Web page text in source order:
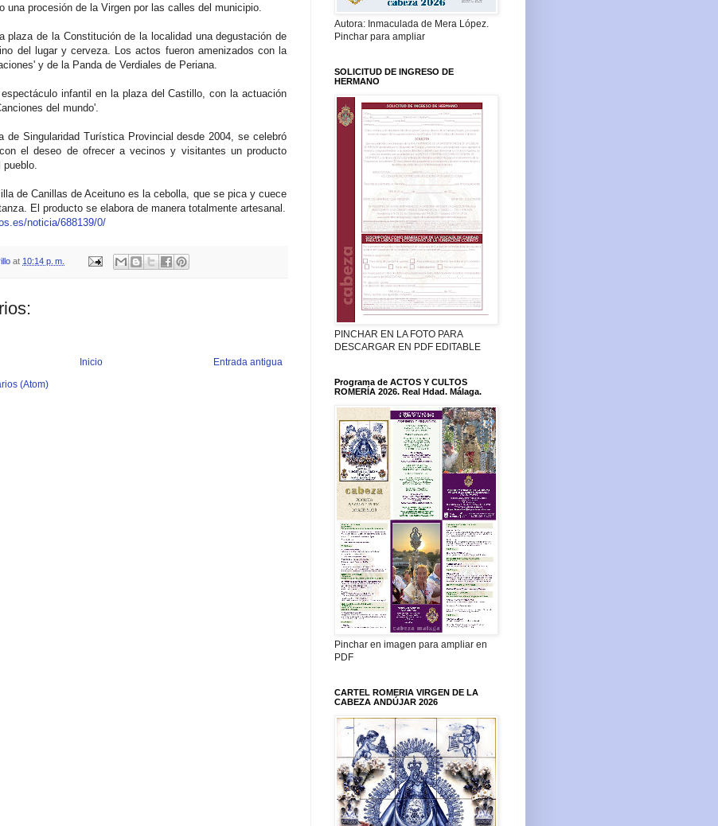
una procesión de la Virgen por las calles del municipio.
plaza de la Constitución de la localidad una degustación de
del lugar y cerveza. Los actos fueron amenizados con la
y de la Panda de Verdiales de Periana.
infantil en la plaza del Castillo, con la actuación
del mundo'.
de Singularidad Turística Provincial desde 2004, se celebró
el deseo de ofrecer a vecinos y visitantes un producto
de Canillas de Aceituno es la cebolla, que se pica y cuece
El producto se elabora de manera totalmente artesanal.
noticia/688139/0/
at 10:14 p. m.
Entrada antigua
Inicio
(Atom)
Autora: Inmaculada de Mera López.
Pinchar para ampliar
SOLICITUD DE INGRESO DE
HERMANO
PINCHAR EN LA FOTO PARA
DESCARGAR EN PDF EDITABLE
Programa de ACTOS Y CULTOS
ROMERÍA 2026. Real Hdad. Málaga.
Pinchar en imagen para ampliar en
PDF
CARTEL ROMERIA VIRGEN DE LA
CABEZA ANDÚJAR 2026